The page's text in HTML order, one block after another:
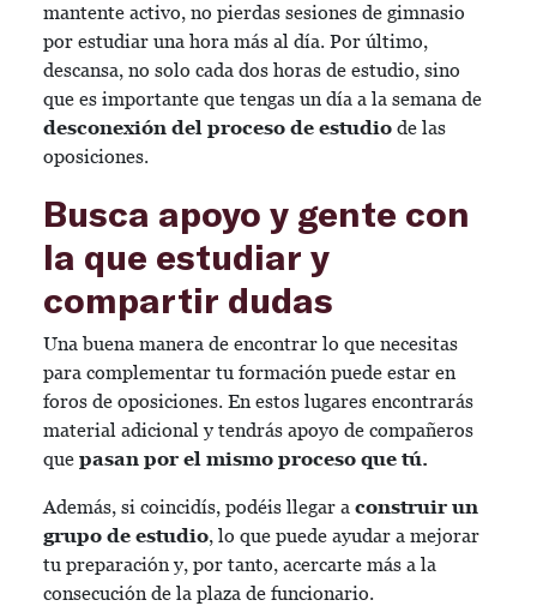
mantente activo, no pierdas sesiones de gimnasio
por estudiar una hora más al día. Por último,
descansa, no solo cada dos horas de estudio, sino
que es importante que tengas un día a la semana de
desconexión del proceso de estudio de las
oposiciones.
Busca apoyo y gente con
la que estudiar y
compartir dudas
Una buena manera de encontrar lo que necesitas
para complementar tu formación puede estar en
foros de oposiciones. En estos lugares encontrarás
material adicional y tendrás apoyo de compañeros
que pasan por el mismo proceso que tú.
Además, si coincidís, podéis llegar a construir un
grupo de estudio, lo que puede ayudar a mejorar
tu preparación y, por tanto, acercarte más a la
consecución de la plaza de funcionario.